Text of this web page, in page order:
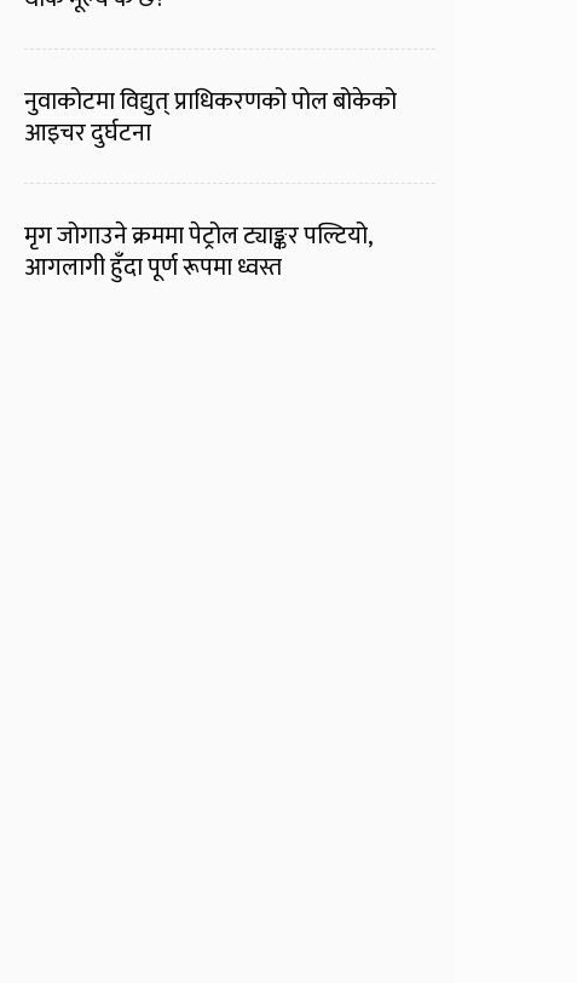
नुवाकोटमा विद्युत् प्राधिकरणको पोल बोकेको
आइचर दुर्घटना
मृग जोगाउने क्रममा पेट्रोल ट्याङ्कर पल्टियो,
आगलागी हुँदा पूर्ण रूपमा ध्वस्त